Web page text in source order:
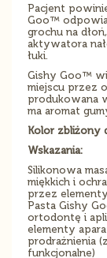
Pacjent
Goo™
grochu na
aktywatora
łuki.
Gishy Goo™
miejscu przez
produkowana
ma aromat
Kolor zbliżony
Wskazania:
Silikonowa
miękkich i
przez
Pasta Gishy
ortodontę i
elementy
prodrażnienia
funkcjonalne)